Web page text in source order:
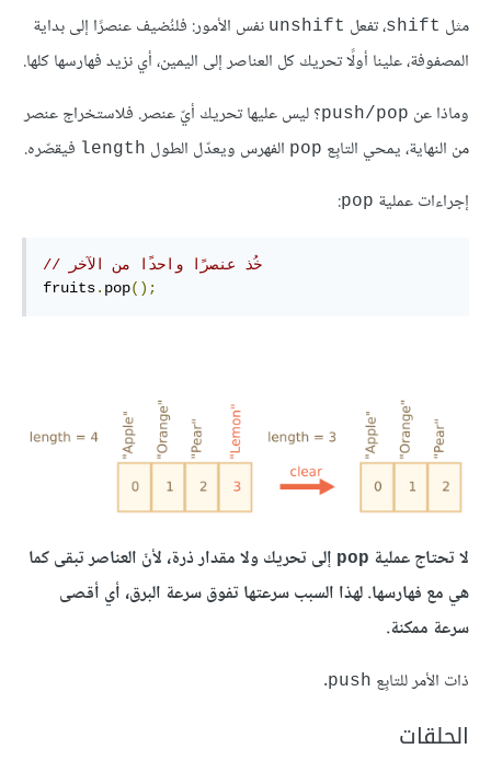
مثل shift، تفعل unshift نفس الأمور: فلنُضيف عنصرًا إلى بداية
المصفوفة، علينا أولًا تحريك كل العناصر إلى اليمين، أي نزيد فهارسها كلها.
وماذا عن push/pop؟ ليس عليها تحريك أيّ عنصر. فلاستخراج عنصر
من النهاية، يمحي التابِع pop الفهرس ويعدّل الطول length فيقصّره.
إجراءات عملية pop
:
// خُذ عنصرًا واحدًا من الآخر
fruits. pop();
لا تحتاج عملية pop إلى تحريك ولا مقدار ذرة، لأنّ العناصر تبقى كما
هي مع فهارسها. لهذا السبب سرعتها تفوق سرعة البرق، أي أقصى
سرعة ممكنة.
ذات الأمر للتابِع push
.
الحلقات